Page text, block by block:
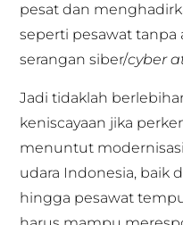
pesat dan
seperti pesawat tanpa
serangan siber/cyber
Jadi tidaklah
keniscayaan jika
menuntut
udara Indonesia, baik
hingga pesawat